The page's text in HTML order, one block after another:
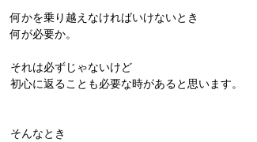
何かを乗り越えなければいけないとき
何が必要か。
それは必ずじゃないけど
初心に返ることも必要な時があると思います。
そんなとき